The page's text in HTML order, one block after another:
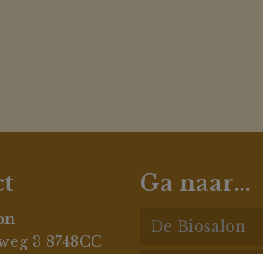
3 8748CC
Ga naar…
De Biosalon